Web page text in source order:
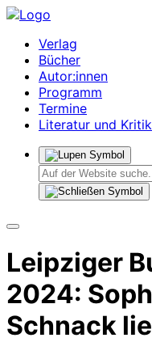
Verlag
Bücher
Autor:innen
Programm
Termine
Literatur und Kritik
Leipziger
2024:
Schnack